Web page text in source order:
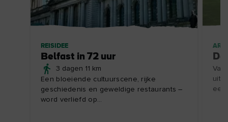
REISIDEE
Belfast in 72 uur
3 dagen 11 km
Een bloeiende cultuurscene, rijke
geschiedenis en geweldige restaurants –
word verliefd op...
Van
een